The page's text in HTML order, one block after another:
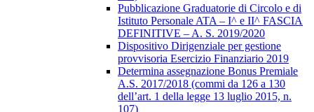
Pubblicazione Graduatorie di Circolo e di
Istituto Personale ATA – I^ e II^ FASCIA
DEFINITIVE – A. S. 2019/2020
Dispositivo Dirigenziale per gestione
provvisoria Esercizio Finanziario 2019
Determina assegnazione Bonus Premiale
A.S. 2017/2018 (commi da 126 a 130
dell’art. 1 della legge 13 luglio 2015, n.
107)